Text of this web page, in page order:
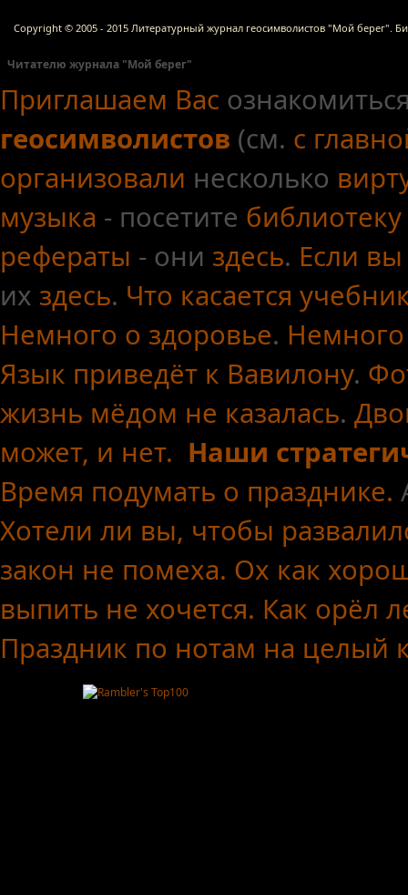
Copyright © 2005 - 2015 Литературный журнал геосимволистов "Мой берег".
Читателю журнала "Мой берег"
Приглашаем Вас
геосимволистов (см. с
организовали несколько
музыка - посетите
рефераты - они здесь. Если
их здесь. Что касается
Немного о здоровье.
Язык приведёт к Вавилону.
жизнь мёдом не казалась.
может, и нет. Наши
Время подумать о празднике.
Хотели ли вы, чтобы
закон не помеха. Ох как
выпить не хочется. Как орёл
Праздник по нотам на целый